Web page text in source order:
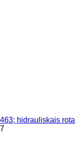
463; hidrauliskais
7